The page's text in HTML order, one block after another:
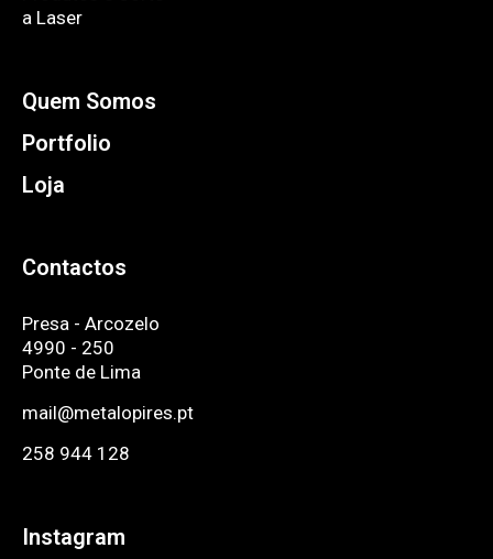
a Laser
Quem Somos
Portfolio
Loja
Contactos
Presa - Arcozelo
4990 - 250
Ponte de Lima
mail@metalopires.pt
258 944 128
Instagram